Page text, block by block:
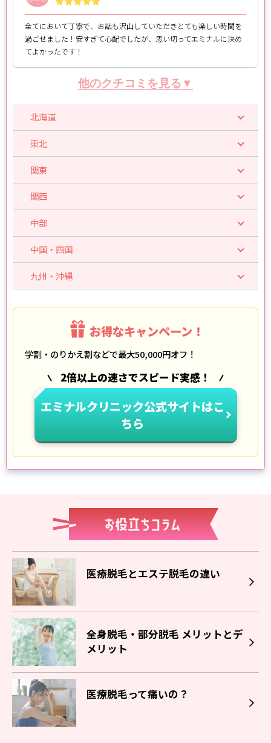
全てにおいて丁寧で、お話も沢山していただきとても楽しい時間を
過ごせました！安すぎて心配でしたが、思い切ってエミナルに決め
てよかったです！
他のクチコミを見る▼
北海道
東北
関東
関西
中部
中国・四国
九州・沖縄
お得なキャンペーン！
学割・のりかえ割などで最大50,000円オフ！
2倍以上の速さでスピード実感！
エミナルクリニック公式サイトはこ
ちら
医療脱毛とエステ脱毛の違い
全身脱毛・部分脱毛 メリットとデ
メリット
医療脱毛って痛いの？